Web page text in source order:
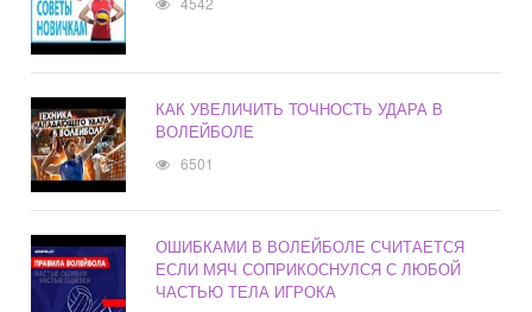
КАК УВЕЛИЧИТЬ ТОЧНОСТЬ УДАРА В
ВОЛЕЙБОЛЕ
6501
ОШИБКАМИ В ВОЛЕЙБОЛЕ СЧИТАЕТСЯ
ЕСЛИ МЯЧ СОПРИКОСНУЛСЯ С ЛЮБОЙ
ЧАСТЬЮ ТЕЛА ИГРОКА